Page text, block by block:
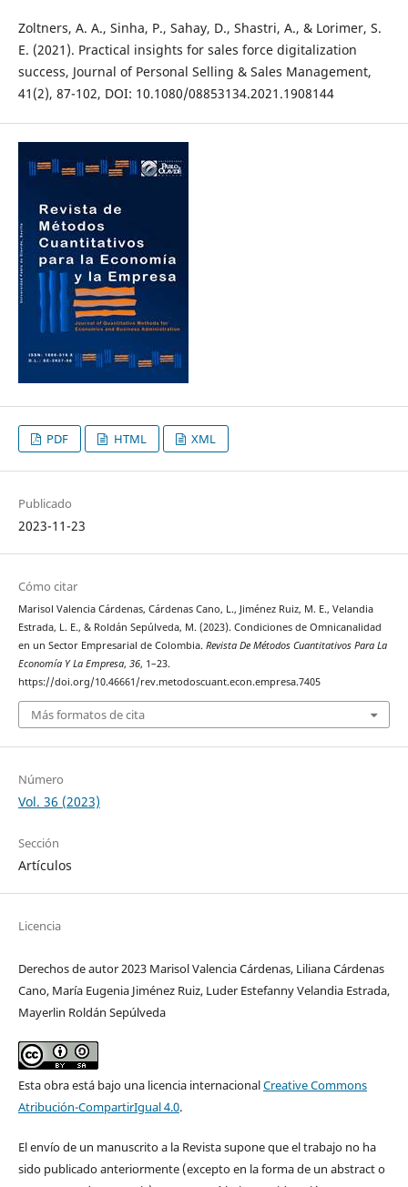
Zoltners, A. A., Sinha, P., Sahay, D., Shastri, A., & Lorimer, S.
E. (2021). Practical insights for sales force digitalization
success, Journal of Personal Selling & Sales Management,
41(2), 87-102, DOI: 10.1080/08853134.2021.1908144
PDF HTML XML
Publicado
2023-11-23
Cómo citar
Marisol Valencia Cárdenas, Cárdenas Cano, L., Jiménez Ruiz, M. E., Velandia
Estrada, L. E., & Roldán Sepúlveda, M. (2023). Condiciones de Omnicanalidad
en un Sector Empresarial de Colombia. Revista De Métodos Cuantitativos Para La
Economía Y La Empresa, 36, 1–23.
https://doi.org/10.46661/rev.metodoscuant.econ.empresa.7405
Más formatos de cita
Número
Vol. 36 (2023)
Sección
Artículos
Licencia
Derechos de autor 2023 Marisol Valencia Cárdenas, Liliana Cárdenas
Cano, María Eugenia Jiménez Ruiz, Luder Estefanny Velandia Estrada,
Mayerlin Roldán Sepúlveda
Esta obra está bajo una licencia internacionalCreative Commons
Atribución-CompartirIgual 4.0.
El envío de un manuscrito a la Revista supone que el trabajo no ha
sido publicado anteriormente (excepto en la forma de un abstract o